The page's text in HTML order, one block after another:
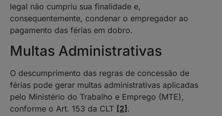
legal não cumpriu sua finalidade e,
consequentemente, condenar o empregador ao
pagamento das férias em dobro.
Multas Administrativas
O descumprimento das regras de concessão de
férias pode gerar multas administrativas aplicadas
pelo Ministério do Trabalho e Emprego (MTE),
conforme o Art. 153 da CLT [2] .